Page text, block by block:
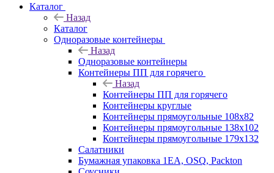
Каталог
Назад
Каталог
Одноразовые контейнеры
Назад
Одноразовые контейнеры
Контейнеры ПП для горячего
Назад
Контейнеры ПП для горячего
Контейнеры круглые
Контейнеры прямоугольные 108х82
Контейнеры прямоугольные 138х102
Контейнеры прямоугольные 179х132
Салатники
Бумажная упаковка 1ЕА, OSQ, Packton